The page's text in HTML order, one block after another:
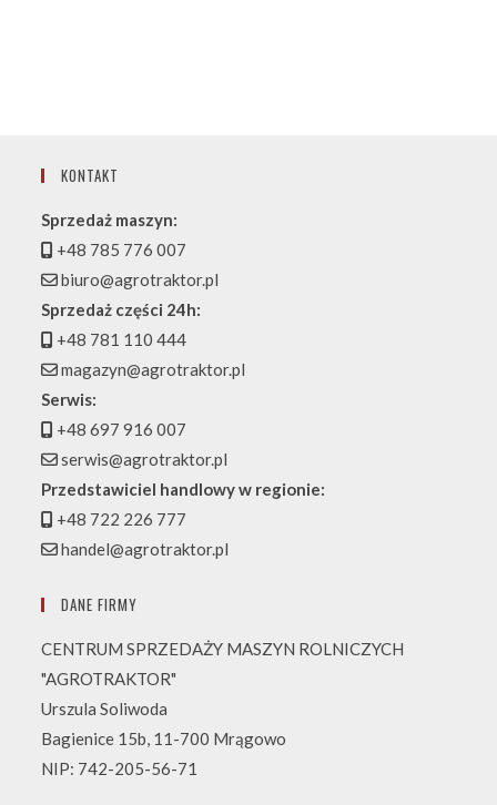
KONTAKT
Sprzedaż maszyn:
+48 785 776 007
biuro@agrotraktor.pl
Sprzedaż części 24h:
+48 781 110 444
magazyn@agrotraktor.pl
Serwis:
+48 697 916 007
serwis@agrotraktor.pl
Przedstawiciel handlowy w regionie:
+48 722 226 777
handel@agrotraktor.pl
DANE FIRMY
CENTRUM SPRZEDAŻY MASZYN ROLNICZYCH
"AGROTRAKTOR"
Urszula Soliwoda
Bagienice 15b, 11-700 Mrągowo
NIP: 742-205-56-71